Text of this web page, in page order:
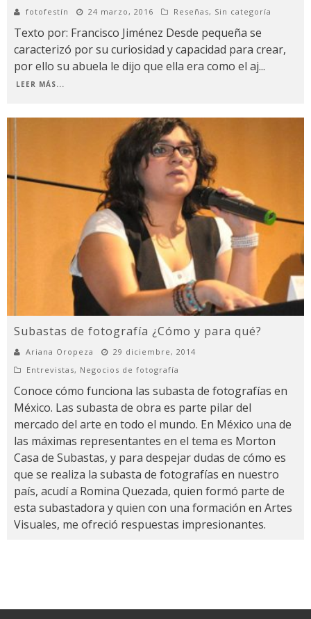
fotofestín 24 marzo, 2016 Reseñas, Sin categoría
Texto por: Francisco Jiménez Desde pequeña se
caracterizó por su curiosidad y capacidad para crear,
por ello su abuela le dijo que ella era como el aj...
LEER MÁS...
Subastas de fotografía ¿Cómo y para qué?
Ariana Oropeza
29 diciembre, 2014
Entrevistas, Negocios de fotografía
Conoce cómo funciona las subasta de fotografías en
México. Las subasta de obra es parte pilar del
mercado del arte en todo el mundo. En México una de
las máximas representantes en el tema es Morton
Casa de Subastas, y para despejar dudas de cómo es
que se realiza la subasta de fotografías en nuestro
país, acudí a Romina Quezada, quien formó parte de
esta subastadora y quien con una formación en Artes
Visuales, me ofreció respuestas impresionantes.